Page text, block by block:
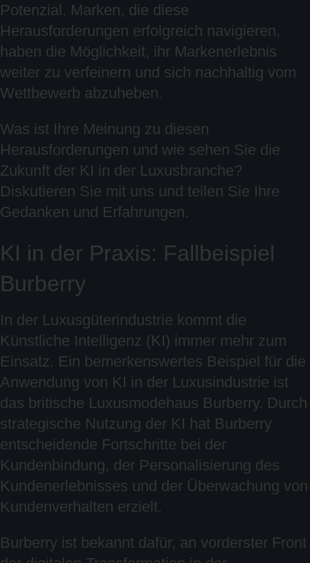
Potenzial. Marken, die diese
Herausforderungen erfolgreich navigieren,
haben die Möglichkeit, ihr Markenerlebnis
weiter zu verfeinern und sich nachhaltig vom
Wettbewerb abzuheben.
Was ist Ihre Meinung zu diesen
Herausforderungen und wie sehen Sie die
Zukunft der KI in der Luxusbranche?
Diskutieren Sie mit uns und teilen Sie Ihre
Gedanken und Erfahrungen.
KI in der Praxis: Fallbeispiel
Burberry
In der Luxusgüterindustrie kommt die
Künstliche Intelligenz (KI) immer mehr zum
Einsatz. Ein bemerkenswertes Beispiel für die
Anwendung von KI in der Luxusindustrie ist
das britische Luxusmodehaus Burberry. Durch
strategische Nutzung der KI hat Burberry
entscheidende Fortschritte bei der
Kundenbindung, der Personalisierung des
Kundenerlebnisses und der Überwachung von
Kundenverhalten erzielt.
Burberry ist bekannt dafür, an vorderster Front